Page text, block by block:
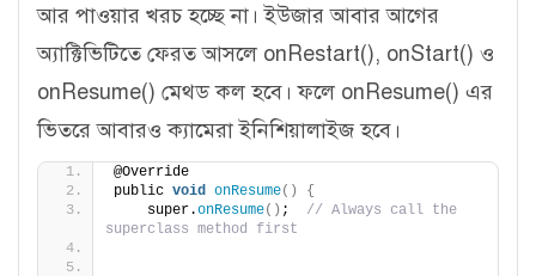
আর পাওয়ার খরচ হচ্ছে না। ইউজার আবার আগের
অ্যাক্টিভিটিতে ফেরত আসলে onRestart(), onStart() ও
onResume() মেথড কল হবে। ফলে onResume() এর
ভিতরে আবারও ক্যামেরা ইনিশিয়ালাইজ হবে।
@Override
public void onResume()
{
    super.
onResume() ; // Always call the
superclass method first